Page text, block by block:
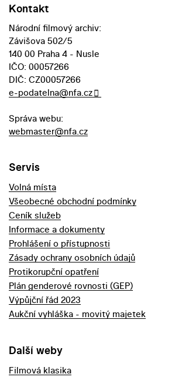
Kontakt
Národní filmový archiv:
Závišova 502/5
140 00 Praha 4 - Nusle
IČO: 00057266
DIČ: CZ00057266
e-podatelna@nfa.cz
Správa webu:
webmaster@nfa.cz
Servis
Volná místa
Všeobecné obchodní podmínky
Ceník služeb
Informace a dokumenty
Prohlášení o přístupnosti
Zásady ochrany osobních údajů
Protikorupční opatření
Plán genderové rovnosti (GEP)
Výpůjční řád 2023
Aukční vyhláška - movitý majetek
Další weby
Filmová klasika